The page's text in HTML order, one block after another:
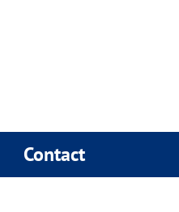
Contact